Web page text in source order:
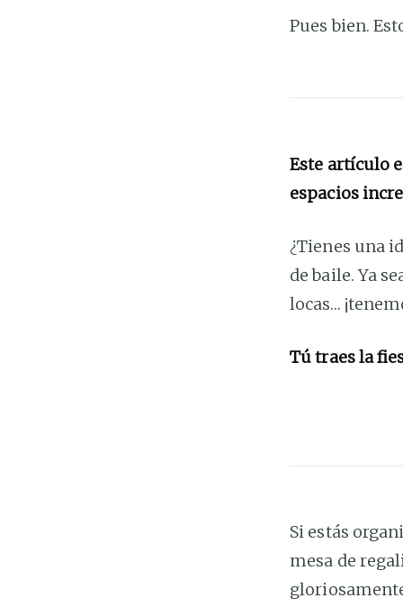
Pues bien.
Este artículo
espacios
¿Tienes una
de baile. Ya
locas…
Tú traes la
Si estás
mesa de